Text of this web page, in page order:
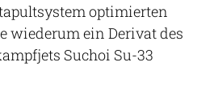
optimierten
wiederum ein Derivat des
Suchoi Su-33